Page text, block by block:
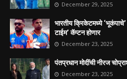
December 29, 2025
भारतीय क्रिकेटमध्ये
टाईम’ कॅप्टन होणार
December 23, 2025
पंतप्रधान मोदींची नीरज
December 23, 2025